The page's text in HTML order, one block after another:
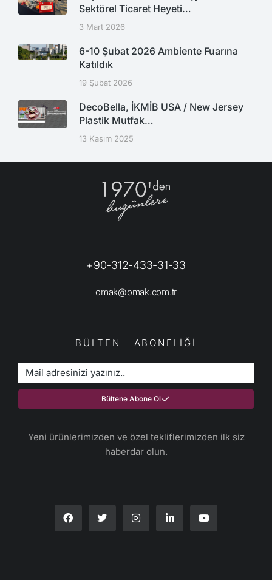
Sektörel Ticaret Heyeti…
3 Mart 2026
6-10 Şubat 2026 Ambiente Fuarına
Katıldık
19 Şubat 2026
DecoBella, İKMİB USA / New Jersey
Plastik Mutfak…
13 Kasım 2025
+90-312-433-31-33
omak@omak.com.tr
BÜLTEN ABONELİĞİ
Bültene Abone Ol
Yeni ürünlerimizden ve özel tekliflerimizden ilk siz
haberdar olun.​